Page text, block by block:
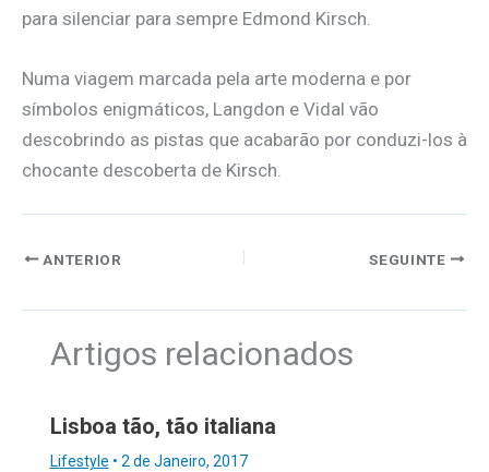
para silenciar para sempre Edmond Kirsch.
Numa viagem marcada pela arte moderna e por
símbolos enigmáticos, Langdon e Vidal vão
descobrindo as pistas que acabarão por conduzi-los à
chocante descoberta de Kirsch.
ANTERIOR SEGUINTE
Artigos relacionados
Lisboa tão, tão italiana
Lifestyle • 2 de Janeiro, 2017